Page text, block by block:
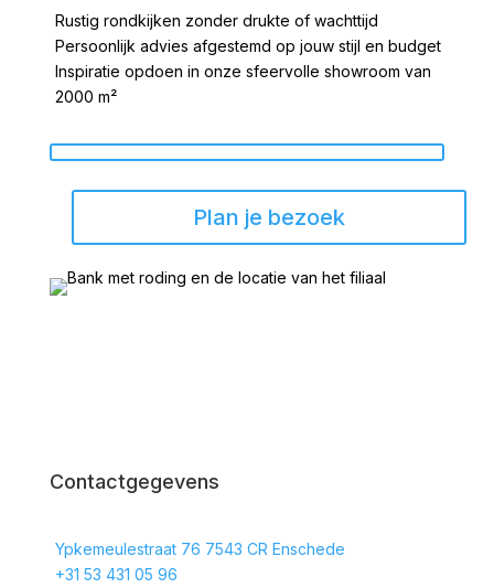
Rustig rondkijken zonder drukte of wachttijd
Persoonlijk advies afgestemd op jouw stijl en budget
Inspiratie opdoen in onze sfeervolle showroom van
2000 m²
Plan je bezoek
Contactgegevens
Ypkemeulestraat 76 7543 CR Enschede
+31 53 431 05 96